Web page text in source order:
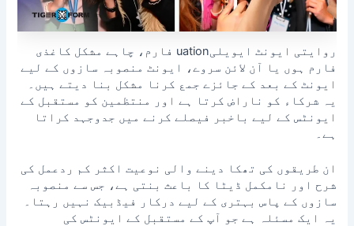
روایتی ایونٹ ایویلیuation فارم، چاہے مشکل کاغذی
فارم ہوں یا آن لائن سروے، ایونٹ منصوبہ سازوں کے لیے
ایونٹ کے بعد کے جائزے جمع کرنا مشکل بنا دیتے ہیں۔
یہ شرکاء کو ناراض کرتا ہے اور منتظمین کو مستقبل کے
ایونٹس کے لیے باخبر فیصلے کرنے میں جدوجہد کراتا
ہے۔
ان طریقوں کی تھکا دینے والی نوعیت اکثر کم ردعمل کی
شرح اور نامکمل ڈیٹا کا باعث بنتی ہے، جس سے منصوبہ
سازوں کے پاس بہتری کے لیے درکار فیڈبیک نہیں رہتا۔
یہ ایک مسئلہ ہے جو آپ کے مستقبل کے ایونٹس کی